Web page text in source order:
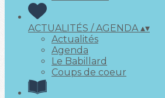
ACTUALITÉS / AGENDA▴▾
Actualités
Agenda
Le Babillard
Coups de coeur